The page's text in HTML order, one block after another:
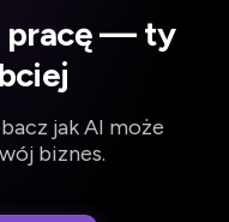
pracę — ty
jak AI może
biznes.